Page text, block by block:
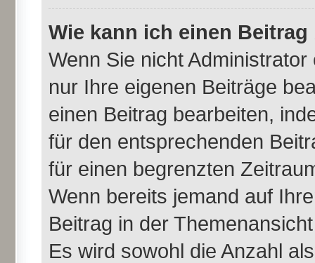
Wie kann ich einen
Wenn Sie nicht
nur Ihre eigenen Beiträge
einen Beitrag bearbeiten,
für den entsprechenden
für einen begrenzten
Wenn bereits jemand auf
Beitrag in der
Es wird sowohl die Anzahl